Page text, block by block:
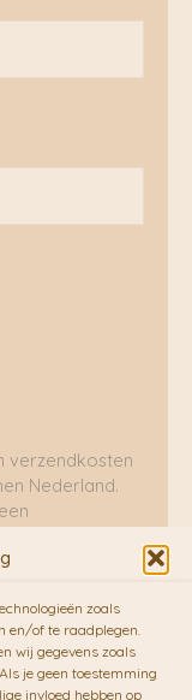
zoals
en/of te raadplegen.
wij gegevens zoals
je geen toestemming
invloed hebben op
verzendkosten
Nederland.
bezorgdienst
voorradig) voor
dag,